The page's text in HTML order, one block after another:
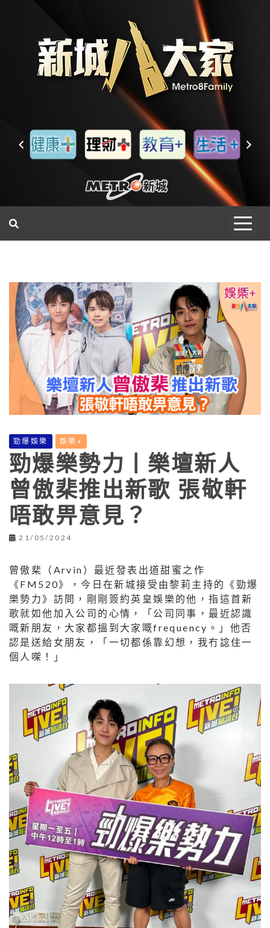
勁爆娛樂 娛樂+
勁爆樂勢力丨樂壇新人
曾傲棐推出新歌 張敬軒
唔敢畀意見？
21/05/2024
曾傲棐（Arvin）最近發表出道甜蜜之作
《FM520》，今日在新城接受由黎莉主持的《勁爆
樂勢力》訪問，剛剛簽約英皇娛樂的他，指這首新
歌就如他加入公司的心情，「公司同事，最近認識
嘅新朋友，大家都搵到大家嘅frequency。」他否
認是送給女朋友，「一切都係靠幻想，我冇諗住一
個人㗎！」